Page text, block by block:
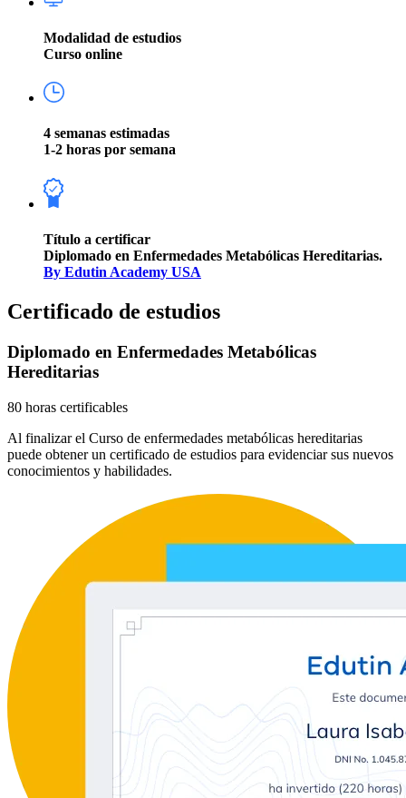
Modalidad de estudios
Curso online
4 semanas estimadas
1-2 horas por semana
Título a certificar
Diplomado en Enfermedades Metabólicas Hereditarias.
By Edutin Academy USA
Certificado de estudios
Diplomado en Enfermedades Metabólicas
Hereditarias
80 horas certificables
Al finalizar el Curso de enfermedades metabólicas hereditarias
puede obtener un certificado de estudios para evidenciar sus nuevos
conocimientos y habilidades.